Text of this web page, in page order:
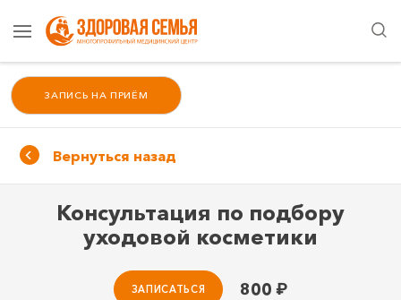
ЗАПИСЬ НА ПРИЁМ
Вернуться назад
Консультация по подбору
уходовой косметики
800 ₽
ЗАПИСАТЬСЯ